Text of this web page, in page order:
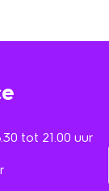
tot 21.00 uur